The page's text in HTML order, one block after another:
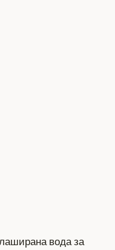
вода за